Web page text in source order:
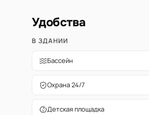
Удобства
В ЗДАНИИ
Бассейн
Охрана 24/7
Детская площадка